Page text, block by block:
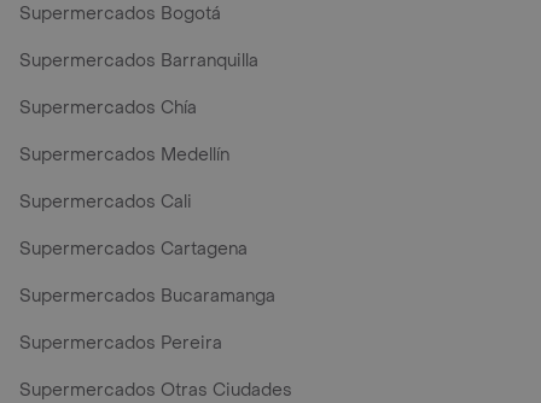
Supermercados Bogotá
Supermercados Barranquilla
Supermercados Chía
Supermercados Medellín
Supermercados Cali
Supermercados Cartagena
Supermercados Bucaramanga
Supermercados Pereira
Supermercados Otras Ciudades